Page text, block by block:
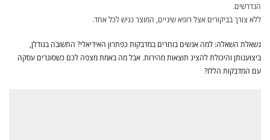
הנדרשים.
ללא צורך בביקורים אצל רופא שיניים, המוצר נגיש לכל אחד.
נשאלת השאלה: למה אנשים בוחרים במדבקות כפתרון האידיאלי? התשובה בגודלן,
ביצוענותן והיכולת להציג תוצאות מהירות. אבל מה באמת מצפה לכם כשסוגרים עסקה
עם המדבקות הללו?